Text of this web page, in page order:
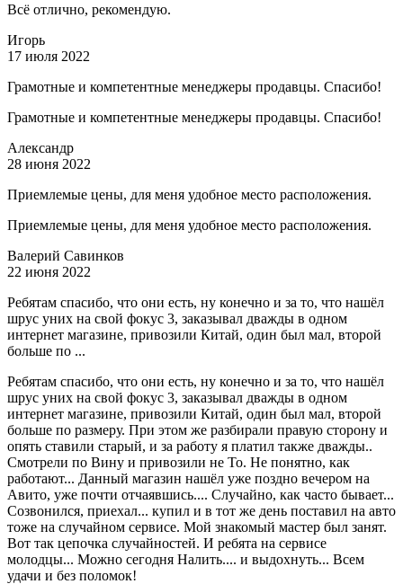
Всё отлично, рекомендую.
Игорь
17 июля 2022
Грамотные и компетентные менеджеры продавцы. Спасибо!
Грамотные и компетентные менеджеры продавцы. Спасибо!
Александр
28 июня 2022
Приемлемые цены, для меня удобное место расположения.
Приемлемые цены, для меня удобное место расположения.
Валерий Савинков
22 июня 2022
Ребятам спасибо, что они есть, ну конечно и за то, что нашёл
шрус уних на свой фокус 3, заказывал дважды в одном
интернет магазине, привозили Китай, один был мал, второй
больше по ...
Ребятам спасибо, что они есть, ну конечно и за то, что нашёл
шрус уних на свой фокус 3, заказывал дважды в одном
интернет магазине, привозили Китай, один был мал, второй
больше по размеру. При этом же разбирали правую сторону и
опять ставили старый, и за работу я платил также дважды..
Смотрели по Вину и привозили не То. Не понятно, как
работают... Данный магазин нашёл уже поздно вечером на
Авито, уже почти отчаявшись.... Случайно, как часто бывает...
Созвонился, приехал... купил и в тот же день поставил на авто
тоже на случайном сервисе. Мой знакомый мастер был занят.
Вот так цепочка случайностей. И ребята на сервисе
молодцы... Можно сегодня Налить.... и выдохнуть... Всем
удачи и без поломок!